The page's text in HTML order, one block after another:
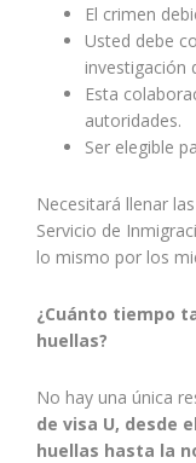
El crimen
Usted debe
investigación
Esta
autoridades.
Ser elegible
Necesitará llenar
Servicio de
lo mismo por los
¿Cuánto tiempo
huellas?
No hay una única
de visa U, desde
huellas hasta la